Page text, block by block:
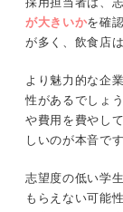
が大きいかを確
が多く、飲食店
より魅力的な企
性があるでしょ
や費用を費やし
しいのが本音です
志望度の低い学
もらえない可能